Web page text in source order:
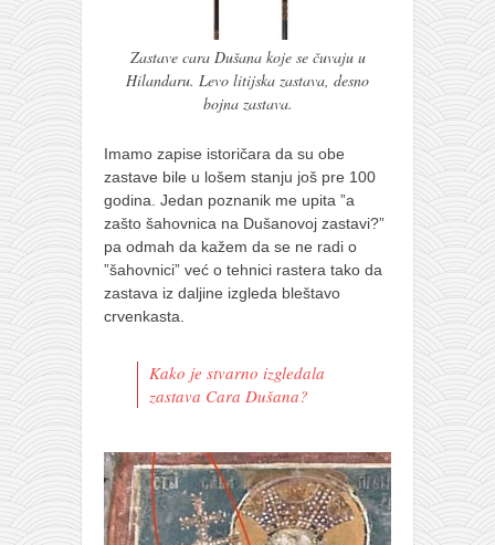
Zastave cara Dušana koje se čuvaju u
Hilandaru. Levo litijska zastava, desno
bojna zastava.
Imamo zapise istoričara da su obe
zastave bile u lošem stanju još pre 100
godina. Jedan poznanik me upita ”a
zašto šahovnica na Dušanovoj zastavi?”
pa odmah da kažem da se ne radi o
”šahovnici” već o tehnici rastera tako da
zastava iz daljine izgleda bleštavo
crvenkasta.
Kako je stvarno izgledala
zastava Cara Dušana?